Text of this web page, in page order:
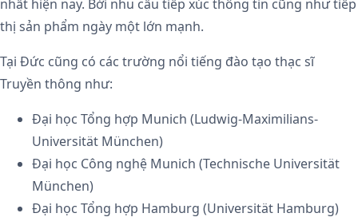
nhất hiện nay. Bởi nhu cầu tiếp xúc thông tin cũng như tiếp
thị sản phẩm ngày một lớn mạnh.
Tại Đức cũng có các trường nổi tiếng đào tạo thạc sĩ
Truyền thông như:
Đại học Tổng hợp Munich (Ludwig-Maximilians-
Universität München)
Đại học Công nghệ Munich (Technische Universität
München)
Đại học Tổng hợp Hamburg (Universität Hamburg)